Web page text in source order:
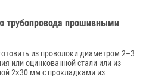
трубопровода прошивными
из проволоки диаметром 2–3
или оцинкованной стали или из
2×30 мм с прокладками из